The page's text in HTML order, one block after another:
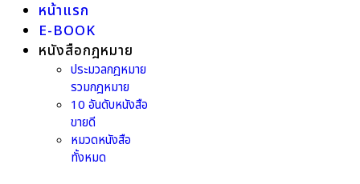
หน้าแรก
E-BOOK
หนังสือกฎหมาย
ประมวลกฎหมาย
รวมกฎหมาย
10 อันดับหนังสือ
ขายดี
หมวดหนังสือ
ทั้งหมด